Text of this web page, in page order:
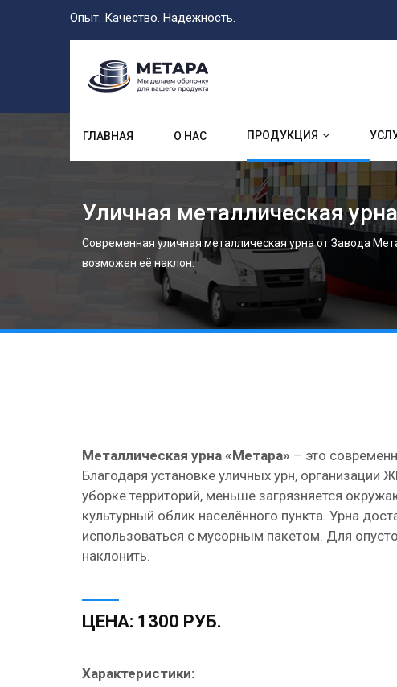
Опыт. Качество. Надежность.
ГЛАВНАЯ О НАС ПРОДУКЦИЯ
Уличная металлическая
Современная уличная металлическая урна от Завода
возможен её наклон.
Металлическая урна «Метара» – это
Благодаря установке уличных урн, организации
уборке территорий, меньше загрязняется
культурный облик населённого пункта. Урна
использоваться с мусорным пакетом. Для
наклонить.
ЦЕНА: 1300 РУБ.
Характеристики: